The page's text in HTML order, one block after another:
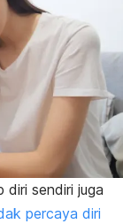
diri sendiri juga
percaya diri